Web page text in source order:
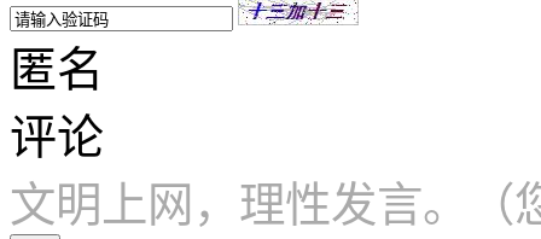
匿名
评论
文明上网，理性发言。（